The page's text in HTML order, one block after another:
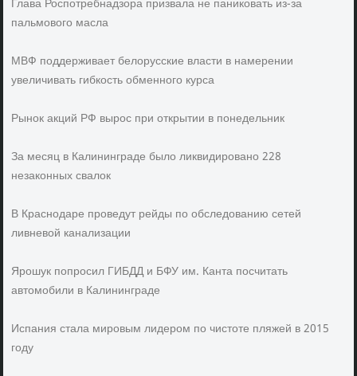
Глава Роспотребнадзора призвала не паниковать из-за
пальмового масла
МВФ поддерживает белорусские власти в намерении
увеличивать гибкость обменного курса
Рынок акций РФ вырос при открытии в понедельник
За месяц в Калининграде было ликвидировано 228
незаконных свалок
В Краснодаре проведут рейды по обследованию сетей
ливневой канализации
Ярошук попросил ГИБДД и БФУ им. Канта посчитать
автомобили в Калининграде
Испания стала мировым лидером по чистоте пляжей в 2015
году